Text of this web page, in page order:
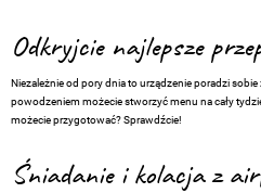
Odkryjcie najlepsze
Niezależnie od pory dnia to urządzenie poradzi
powodzeniem możecie stworzyć menu na cały
możecie przygotować? Sprawdźcie!
Śniadanie i kolacja z